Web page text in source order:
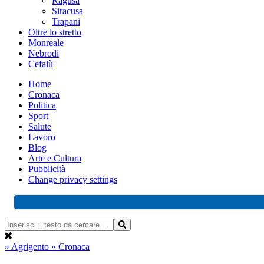
Siracusa
Trapani
Oltre lo stretto
Monreale
Nebrodi
Cefalù
Home
Cronaca
Politica
Sport
Salute
Lavoro
Blog
Arte e Cultura
Pubblicità
Change privacy settings
» Agrigento » Cronaca